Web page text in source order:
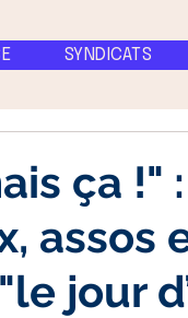
SYNDICATS
ça !"
assos
jour